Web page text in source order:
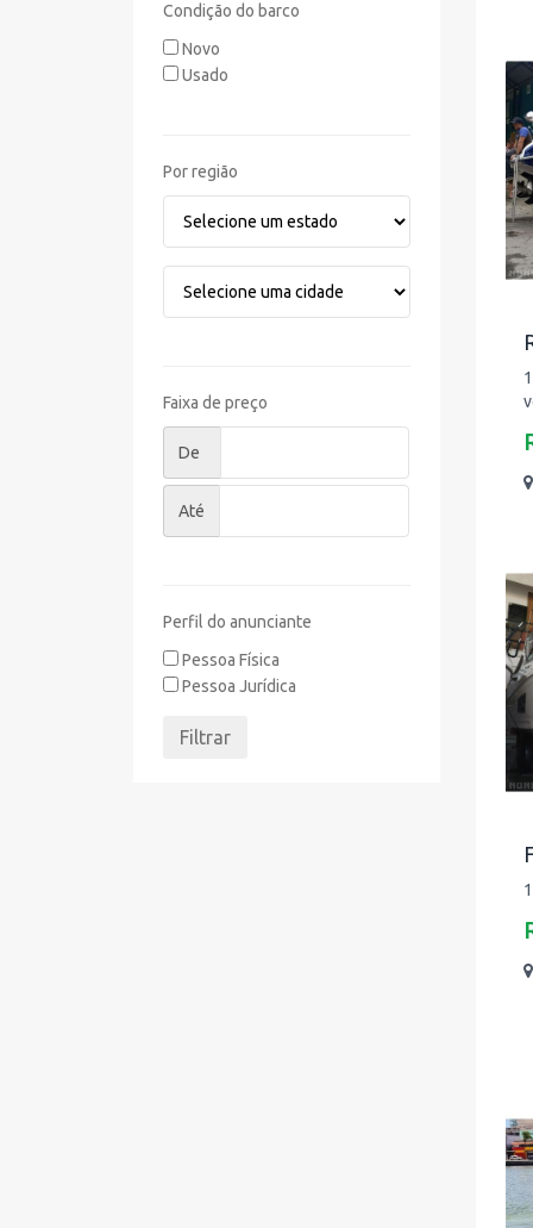
Condição do barco
Novo
Usado
Por região
Faixa de preço
De
Até
Perfil do anunciante
Pessoa Física
Pessoa Jurídica
Filtrar